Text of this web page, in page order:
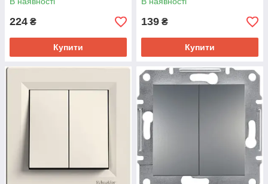
224 ₴
Купити
139 ₴
Купити